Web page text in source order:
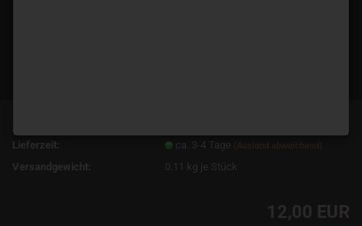
Lieferzeit:
ca. 3-4 Tage (Ausland abweichend)
Versandgewicht: 0.11 kg je Stück
12,00 EUR